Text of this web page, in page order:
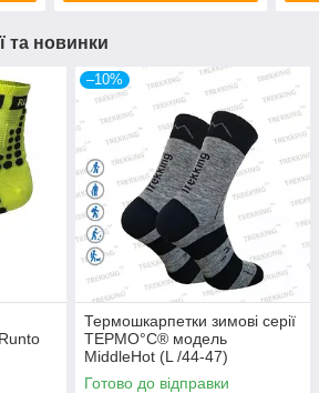
та новинки
–10%
Термошкарпетки зимові серії
ТЕРМО°С® модель
MiddleHot (L /44-47)
Готово до відправки